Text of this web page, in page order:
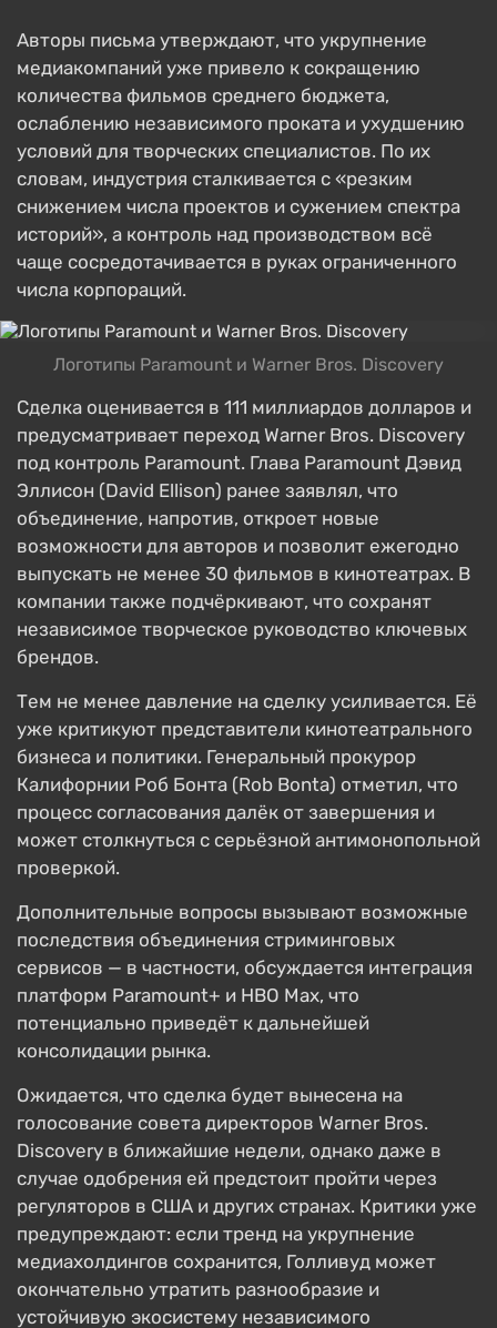
Авторы письма утверждают, что укрупнение
медиакомпаний уже привело к сокращению
количества фильмов среднего бюджета,
ослаблению независимого проката и ухудшению
условий для творческих специалистов. По их
словам, индустрия сталкивается с «резким
снижением числа проектов и сужением спектра
историй», а контроль над производством всё
чаще сосредотачивается в руках ограниченного
числа корпораций.
Логотипы Paramount и Warner Bros. Discovery
Сделка оценивается в 111 миллиардов долларов и
предусматривает переход Warner Bros. Discovery
под контроль Paramount. Глава Paramount Дэвид
Эллисон (David Ellison) ранее заявлял, что
объединение, напротив, откроет новые
возможности для авторов и позволит ежегодно
выпускать не менее 30 фильмов в кинотеатрах. В
компании также подчёркивают, что сохранят
независимое творческое руководство ключевых
брендов.
Тем не менее давление на сделку усиливается. Её
уже критикуют представители кинотеатрального
бизнеса и политики. Генеральный прокурор
Калифорнии Роб Бонта (Rob Bonta) отметил, что
процесс согласования далёк от завершения и
может столкнуться с серьёзной антимонопольной
проверкой.
Дополнительные вопросы вызывают возможные
последствия объединения стриминговых
сервисов — в частности, обсуждается интеграция
платформ Paramount+ и HBO Max, что
потенциально приведёт к дальнейшей
консолидации рынка.
Ожидается, что сделка будет вынесена на
голосование совета директоров Warner Bros.
Discovery в ближайшие недели, однако даже в
случае одобрения ей предстоит пройти через
регуляторов в США и других странах. Критики уже
предупреждают: если тренд на укрупнение
медиахолдингов сохранится, Голливуд может
окончательно утратить разнообразие и
устойчивую экосистему независимого